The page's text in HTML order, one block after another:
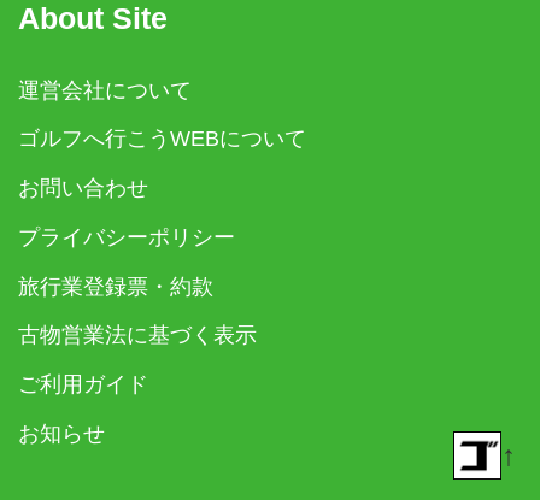
About Site
運営会社について
ゴルフへ行こうWEBについて
お問い合わせ
プライバシーポリシー
旅行業登録票・約款
古物営業法に基づく表示
ご利用ガイド
お知らせ
↑